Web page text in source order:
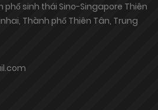
phố sinh thái Sino-Singapore Thiên
Thành phố Thiên Tân, Trung